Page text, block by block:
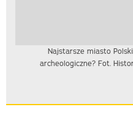
Najstarsze miasto
archeologiczne? Fot.